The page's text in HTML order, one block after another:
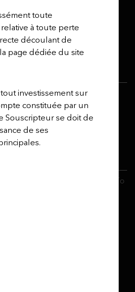
toute
à toute perte
découlant de
page dédiée du site
investissement sur
constituée par un
Souscripteur se doit de
de ses
Financial Statements and
Regulation
Charter
Investment Strategies Referred To
Policy